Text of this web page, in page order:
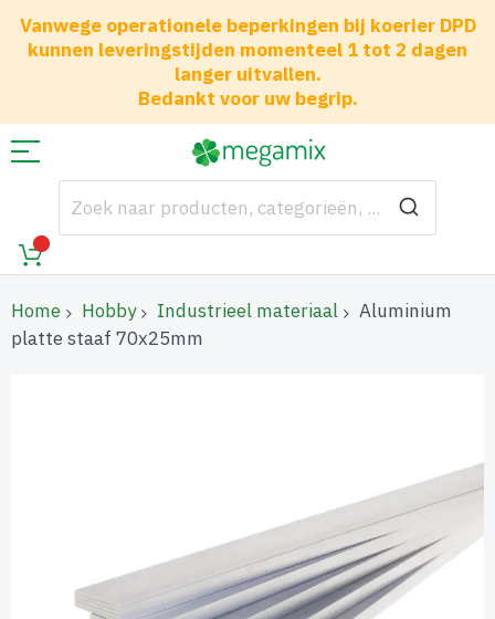
Vanwege operationele beperkingen bij koerier DPD
kunnen leveringstijden momenteel 1 tot 2 dagen
langer uitvallen.
Bedankt voor uw begrip.
Home Hobby Industrieel materiaal
Aluminium
platte staaf 70x25mm